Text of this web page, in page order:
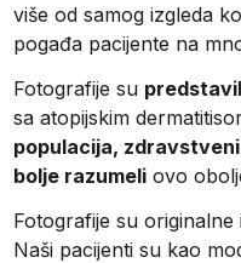
više od samog izgleda
pogađa pacijente na
Fotografije su
sa atopijskim
populacija,
bolje razumeli ovo
Fotografije su
Naši pacijenti su kao